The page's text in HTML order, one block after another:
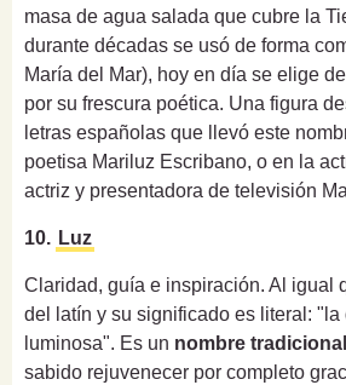
masa de agua salada que cubre la
durante décadas se usó de forma
María del Mar), hoy en día se elige
por su frescura poética. Una figura
letras españolas que llevó este
poetisa Mariluz Escribano, o en la
actriz y presentadora de televisión
10. Luz
Claridad, guía e inspiración. Al igual
del latín y su significado es literal: "la
luminosa". Es un nombre
sabido rejuvenecer por completo